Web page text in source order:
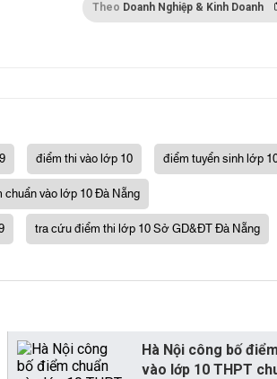
Theo Doanh Nghiệp & Kinh Doanh
điểm thi vào lớp 10
điểm tuyển sinh lớp
chuẩn vào lớp 10 Đà Nẵng
tra cứu điểm thi lớp 10 Sở GD&ĐT Đà Nẵng
Hà Nội công bố
vào lớp 10 THPT